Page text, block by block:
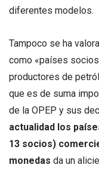
diferentes modelos.
Tampoco se ha
como «países
productores de
que es de suma
de la OPEP y sus
actualidad los
13 socios)
monedas da un